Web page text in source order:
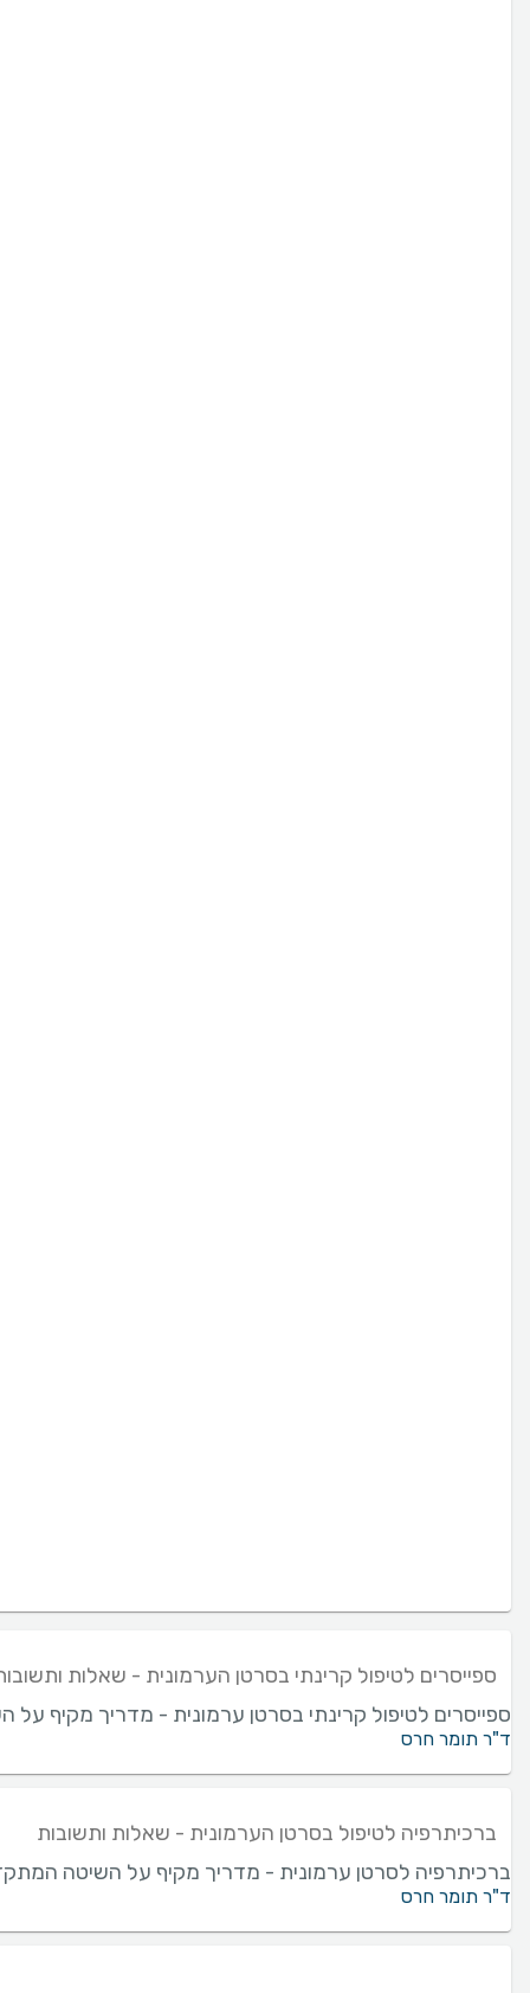
ספייסרים לטיפול קרינתי בסרטן הערמונית - שאלות
ספייסרים לטיפול קרינתי בסרטן ערמונית - מדריך מקיף
ד"ר תומר חרס
ברכיתרפיה לטיפול בסרטן הערמונית - שאלות ותשובות
ברכיתרפיה לסרטן ערמונית - מדריך מקיף על השיטה
ד"ר תומר חרס